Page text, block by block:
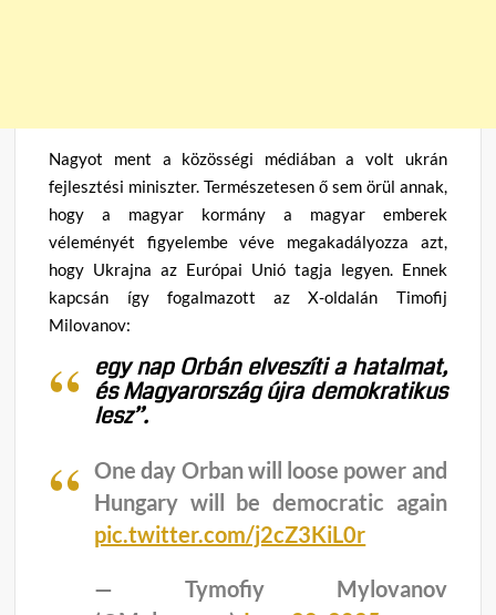
Nagyot ment a közösségi médiában a volt ukrán
fejlesztési miniszter. Természetesen ő sem örül annak,
hogy a magyar kormány a magyar emberek
véleményét figyelembe véve megakadályozza azt,
hogy Ukrajna az Európai Unió tagja legyen. Ennek
kapcsán így fogalmazott az X-oldalán Timofij
Milovanov:
egy nap Orbán elveszíti a hatalmat,
és Magyarország újra demokratikus
lesz”.
One day Orban will loose power and
Hungary will be democratic again
pic.twitter.com/j2cZ3KiL0r
— Tymofiy Mylovanov